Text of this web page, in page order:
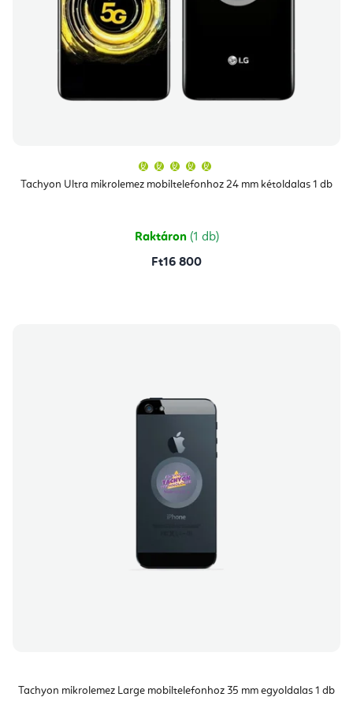
Tachyon Ultra mikrolemez mobiltelefonhoz 24 mm kétoldalas 1 db
átlagos
értékelése
csillag.
Raktáron (1 db)
Ft16 800
Tachyon mikrolemez Large mobiltelefonhoz 35 mm egyoldalas 1 db